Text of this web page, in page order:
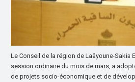
Le Conseil de la région de Laâyoune-Sakia
session ordinaire du mois de mars, a
de projets socio-économique et de